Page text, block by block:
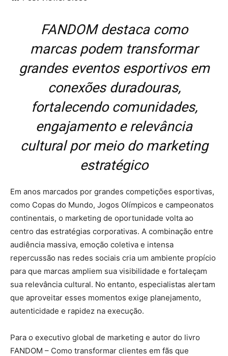
FANDOM destaca como
marcas podem transformar
grandes eventos esportivos em
conexões duradouras,
fortalecendo comunidades,
engajamento e relevância
cultural por meio do marketing
estratégico
Em anos marcados por grandes competições esportivas,
como Copas do Mundo, Jogos Olímpicos e campeonatos
continentais, o marketing de oportunidade volta ao
centro das estratégias corporativas. A combinação entre
audiência massiva, emoção coletiva e intensa
repercussão nas redes sociais cria um ambiente propício
para que marcas ampliem sua visibilidade e fortaleçam
sua relevância cultural. No entanto, especialistas alertam
que aproveitar esses momentos exige planejamento,
autenticidade e rapidez na execução.
Para o executivo global de marketing e autor do livro
FANDOM – Como transformar clientes em fãs que